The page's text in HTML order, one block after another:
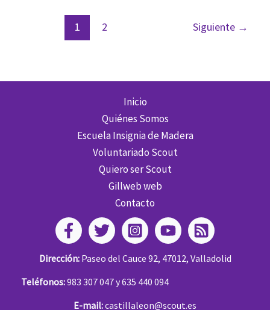
1 2 Siguiente →
Inicio
Quiénes Somos
Escuela Insignia de Madera
Voluntariado Scout
Quiero ser Scout
Gillweb web
Contacto
Dirección:Paseo del Cauce 92, 47012, Valladolid
Teléfonos:983 307 047 y 635 440 094
E-mail:castillaleon@scout.es